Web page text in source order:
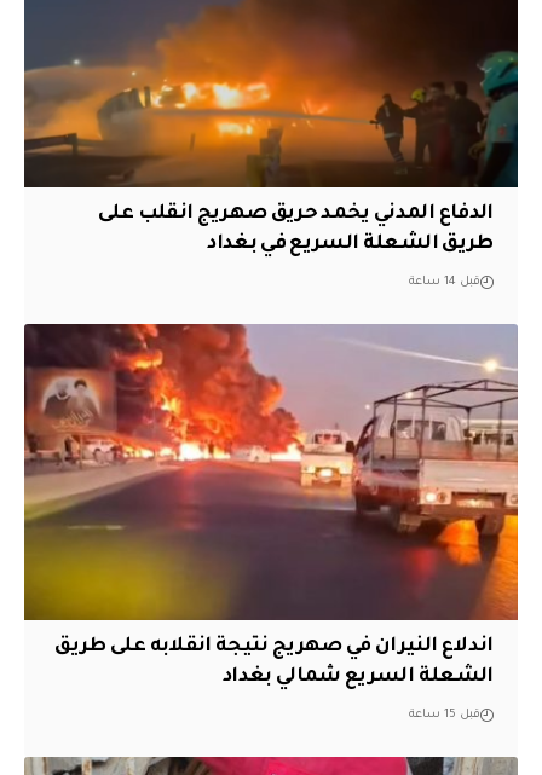
الدفاع المدني يخمد حريق صهريج انقلب على
طريق الشعلة السريع في بغداد
قبل 14 ساعة
اندلاع النيران في صهريج نتيجة انقلابه على طريق
الشعلة السريع شمالي بغداد
قبل 15 ساعة